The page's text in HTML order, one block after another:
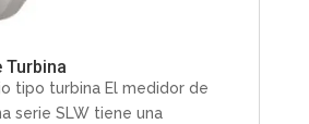
Turbina
tipo turbina El medidor de
serie SLW tiene una